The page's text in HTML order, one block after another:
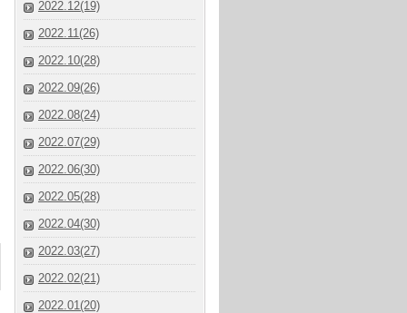
2022.12(19)
2022.11(26)
2022.10(28)
2022.09(26)
2022.08(24)
2022.07(29)
2022.06(30)
2022.05(28)
2022.04(30)
2022.03(27)
2022.02(21)
2022.01(20)